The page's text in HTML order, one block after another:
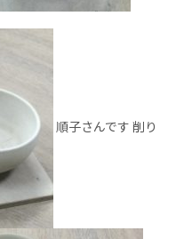
順子さんです 削り